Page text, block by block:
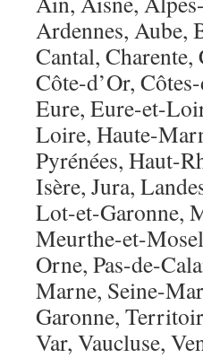
Ardennes, Aube,
Cantal,
Côte-d’Or,
Eure, Eure-et-
Loire, Haute-
Pyrénées, Haut-
Isère, Jura,
Lot-et-Garonne,
Meurthe-et-
Orne, Pas-de-
Marne, Seine-
Garonne,
Var, Vaucluse,